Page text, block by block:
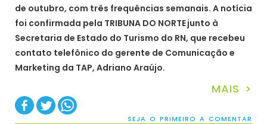
de outubro, com três frequências semanais. A notícia
foi confirmada pela TRIBUNA DO NORTEjunto à
Secretaria de Estado do Turismo do RN, que recebeu
contato telefônico do gerente de Comunicação e
Marketing da TAP, Adriano Araújo.
MAIS >
SEJA O PRIMEIRO A COMENTAR